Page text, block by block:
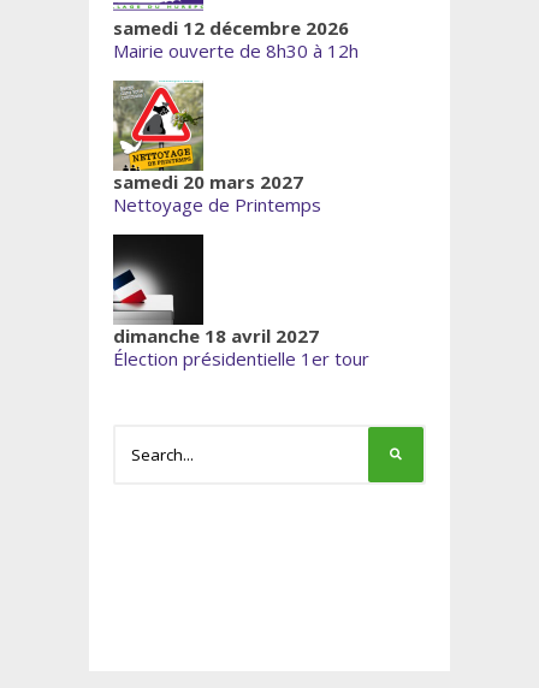
samedi 12 décembre 2026
Mairie ouverte de 8h30 à 12h
samedi 20 mars 2027
Nettoyage de Printemps
dimanche 18 avril 2027
Élection présidentielle 1er tour